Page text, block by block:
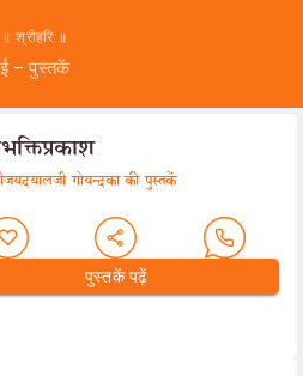
॥ श्रीहरि:॥
ई – पुस्तकें
गोयन्दका की पुस्तकें
पुस्तकें पढ़ें